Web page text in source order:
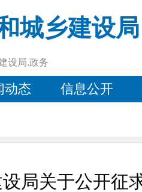
城乡建设局
设局.政务
动态 信息公开
局关于公开征